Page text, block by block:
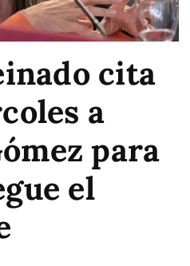
cita
a
para
el